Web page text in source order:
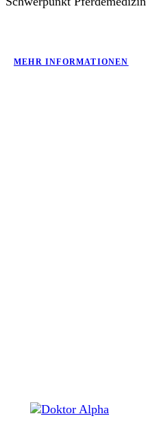
MEHR INFORMATIONEN